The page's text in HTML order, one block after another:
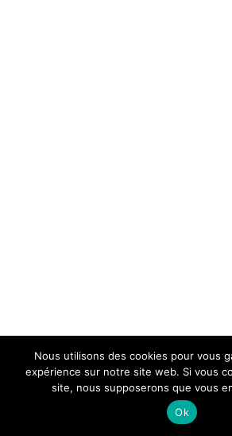
Nous utilisons des cookies pour vous
expérience sur notre site web. Si vous
site, nous supposerons que vous
Ok